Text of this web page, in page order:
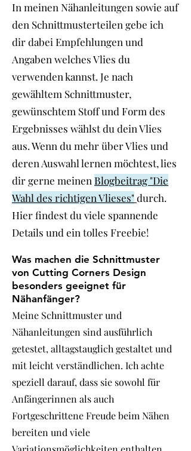
In meinen Nähanleitungen sowie auf
den Schnittmusterteilen gebe ich
dir dabei Empfehlungen und
Angaben welches Vlies du
verwenden kannst. Je nach
gewähltem Schnittmuster,
gewünschtem Stoff und Form des
Ergebnisses wählst du dein Vlies
aus. Wenn du mehr über Vlies und
deren Auswahl lernen möchtest, lies
dir gerne meinen Blogbeitrag "Die
Wahl des richtigen Vlieses" durch.
Hier findest du viele spannende
Details und ein tolles Freebie!
Was machen die Schnittmuster
von Cutting Corners Design
besonders geeignet für
Nähanfänger?
Meine Schnittmuster und
Nähanleitungen sind ausführlich
getestet, alltagstauglich gestaltet und
mit leicht verständlichen. Ich achte
speziell darauf, dass sie sowohl für
Anfängerinnen als auch
Fortgeschrittene Freude beim Nähen
bereiten und viele